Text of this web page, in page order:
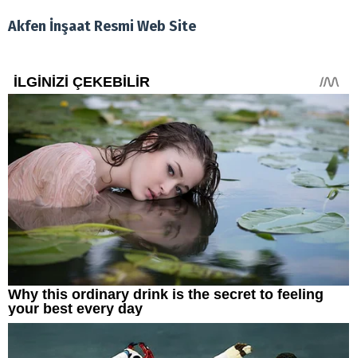
Akfen İnşaat Resmi Web Site